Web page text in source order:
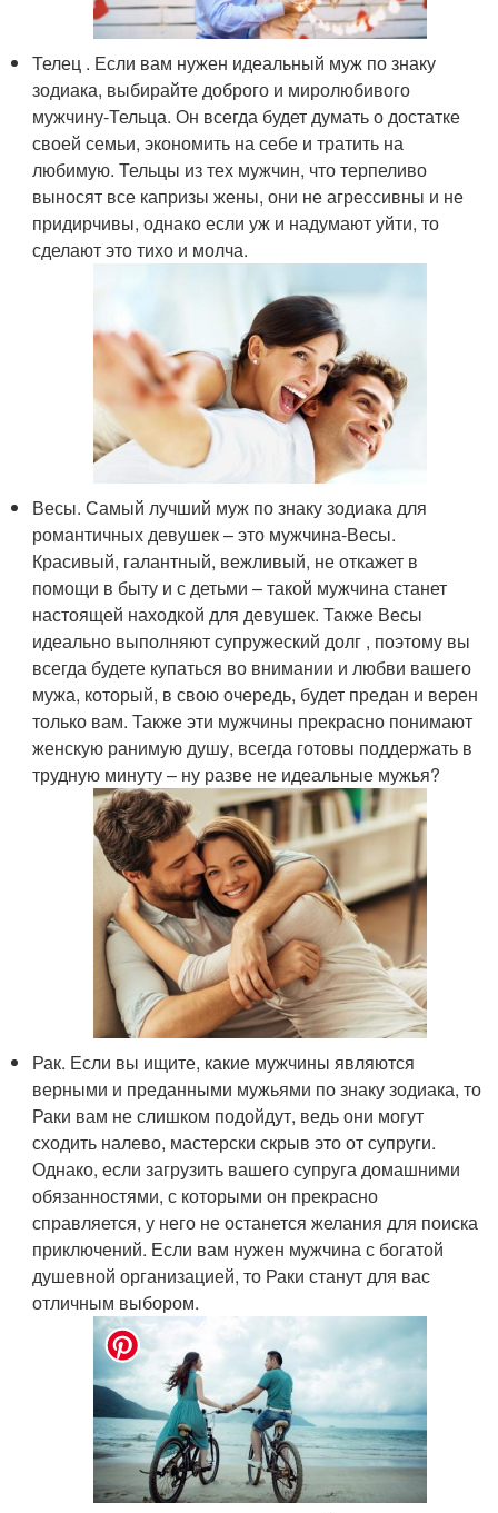
Телец . Если вам нужен идеальный муж по знаку
зодиака, выбирайте доброго и миролюбивого
мужчину-Тельца. Он всегда будет думать о достатке
своей семьи, экономить на себе и тратить на
любимую. Тельцы из тех мужчин, что терпеливо
выносят все капризы жены, они не агрессивны и не
придирчивы, однако если уж и надумают уйти, то
сделают это тихо и молча.
Весы. Самый лучший муж по знаку зодиака для
романтичных девушек – это мужчина-Весы.
Красивый, галантный, вежливый, не откажет в
помощи в быту и с детьми – такой мужчина станет
настоящей находкой для девушек. Также Весы
идеально выполняют супружеский долг , поэтому вы
всегда будете купаться во внимании и любви вашего
мужа, который, в свою очередь, будет предан и верен
только вам. Также эти мужчины прекрасно понимают
женскую ранимую душу, всегда готовы поддержать в
трудную минуту – ну разве не идеальные мужья?
Рак. Если вы ищите, какие мужчины являются
верными и преданными мужьями по знаку зодиака, то
Раки вам не слишком подойдут, ведь они могут
сходить налево, мастерски скрыв это от супруги.
Однако, если загрузить вашего супруга домашними
обязанностями, с которыми он прекрасно
справляется, у него не останется желания для поиска
приключений. Если вам нужен мужчина с богатой
душевной организацией, то Раки станут для вас
отличным выбором.